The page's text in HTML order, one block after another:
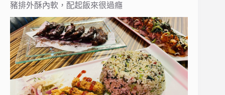
豬排外酥內軟，配起飯來很過癮